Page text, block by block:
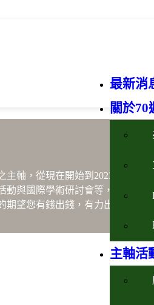
最新消
關於70
主軸活
主軸，從現在開始到2023年10月
與國際學術研討會等，以嶄新
期望您有錢出錢，有力出力，一